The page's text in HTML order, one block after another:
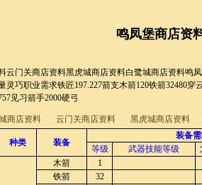
鸣凤堡商店资
云门关商店资料黑虎城商店资料白鹭城商店资料鸣
灵巧职业需求铁匠197.227箭支木箭120铁箭32480穿
见习箭手2000硬弓
商店资料 云门关商店资料 黑虎城商店资料
种类 装备
装备
等级 武器技能等级
木箭 1
铁箭
32